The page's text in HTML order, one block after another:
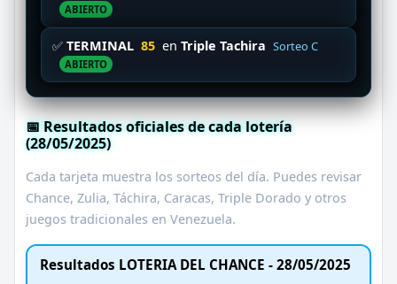
ABIERTO
✅ TERMINAL 85 en Triple Tachira Sorteo C
ABIERTO
📅 Resultados oficiales de cada lotería
(28/05/2025)
Cada tarjeta muestra los sorteos del día. Puedes revisar
Chance, Zulia, Táchira, Caracas, Triple Dorado y otros
juegos tradicionales en Venezuela.
Resultados LOTERIA DEL CHANCE - 28/05/2025